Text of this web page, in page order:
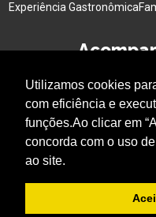
Utilizamos cookies
com eficiência e
funções.Ao clicar em
concorda com o uso
ao site.
Experiência Gastronômica